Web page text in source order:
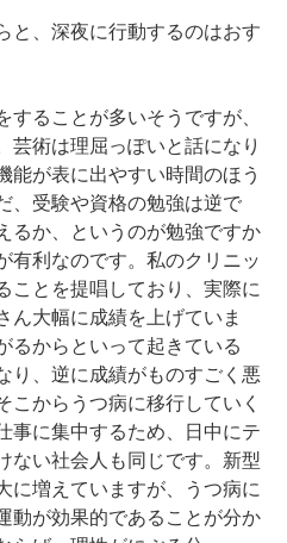
、深夜に行動するのはおす
ることが多いそうですが、
芸術は理屈っぽいと話になり
能が表に出やすい時間のほう
、受験や資格の勉強は逆で
るか、というのが勉強ですか
有利なのです。私のクリニッ
ことを提唱しており、実際に
ん大幅に成績を上げていま
るからといって起きている
り、逆に成績がものすごく悪
こからうつ病に移行していく
事に集中するため、日中にテ
ない社会人も同じです。新型
に増えていますが、うつ病に
動が効果的であることが分か